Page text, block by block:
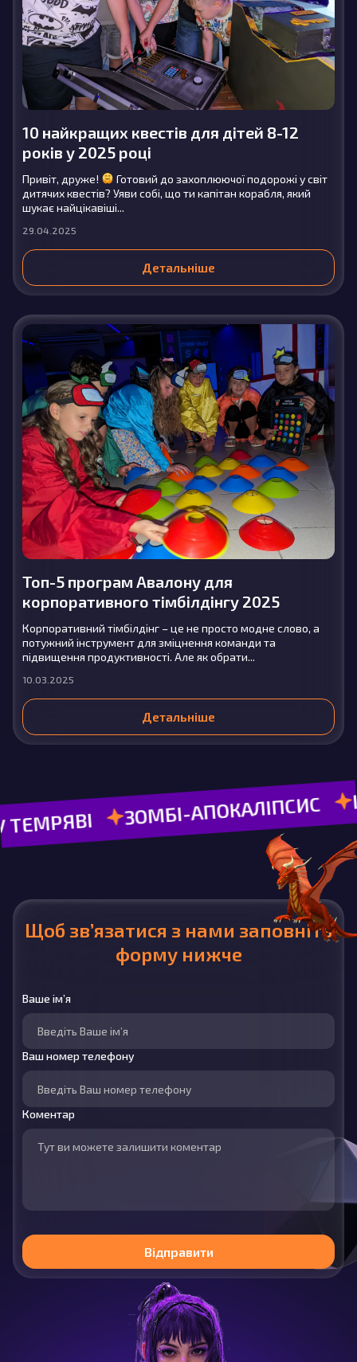
10 найкращих квестів для дітей 8-12
років у 2025 році
Привіт, друже!
Готовий до захоплюючої подорожі у світ
дитячих квестів? Уяви собі, що ти капітан корабля, який
шукає найцікавіші...
29.04.2025
Детальніше
Топ-5 програм Авалону для
корпоративного тімбілдінгу 2025
Корпоративний тімбілдінг – це не просто модне слово, а
потужний інструмент для зміцнення команди та
підвищення продуктивності. Але як обрати...
10.03.2025
Детальніше
ЗОМБІ-АПОКАЛІПСИС
Щоб зв’язатися з нами заповніть
форму нижче
Ваше ім’я
Ваш номер телефону
Коментар
Відправити